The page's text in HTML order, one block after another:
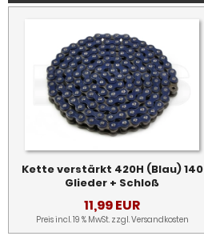
Kette verstärkt 420H (Blau) 140
Glieder + Schloß
11,99 EUR
Preis incl. 19 % MwSt. zzgl.Versandkosten